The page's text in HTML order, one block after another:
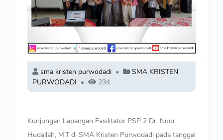
sma kristen purwodadi
SMA KRISTEN
PURWODADI
234
Kunjungan Lapangan Fasilitator PSP 2 Dr. Noor
Hudallah, M.T di SMA Kristen Purwodadi pada tanggal